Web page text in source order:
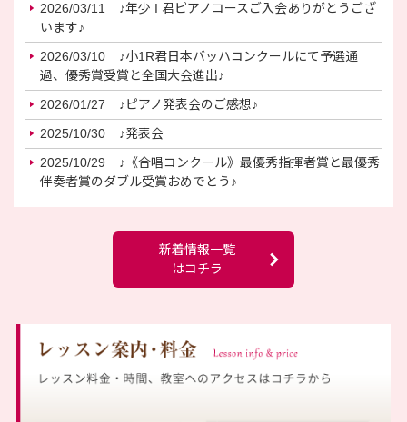
2026/03/11
♪年少 I 君ピアノコースご入会ありがとうござ
います♪
2026/03/10
♪小1R君日本バッハコンクールにて予選通
過、優秀賞受賞と全国大会進出♪
2026/01/27
♪ピアノ発表会のご感想♪
2025/10/30
♪発表会
2025/10/29
♪《合唱コンクール》最優秀指揮者賞と最優秀
伴奏者賞のダブル受賞おめでとう♪
新着情報一覧
はコチラ